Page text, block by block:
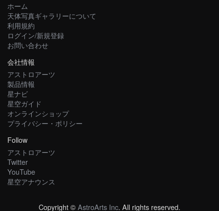
ホーム
天体写真ギャラリーについて
利用規約
ログイン/新規登録
お問い合わせ
会社情報
アストロアーツ
製品情報
星ナビ
星空ガイド
オンラインショップ
プライバシー・ポリシー
Follow
アストロアーツ
Twitter
YouTube
星空アナウンス
Copyright ©AstroArts Inc. All rights reserved.